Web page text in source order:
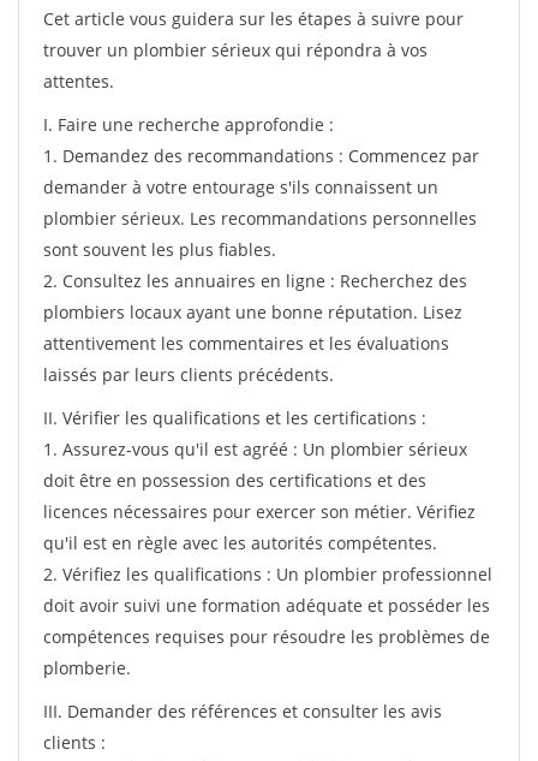
Cet article vous guidera sur les étapes à suivre pour
trouver un plombier sérieux qui répondra à vos
attentes.
I. Faire une recherche approfondie :
1. Demandez des recommandations : Commencez par
demander à votre entourage s'ils connaissent un
plombier sérieux. Les recommandations personnelles
sont souvent les plus fiables.
2. Consultez les annuaires en ligne : Recherchez des
plombiers locaux ayant une bonne réputation. Lisez
attentivement les commentaires et les évaluations
laissés par leurs clients précédents.
II. Vérifier les qualifications et les certifications :
1. Assurez-vous qu'il est agréé : Un plombier sérieux
doit être en possession des certifications et des
licences nécessaires pour exercer son métier. Vérifiez
qu'il est en règle avec les autorités compétentes.
2. Vérifiez les qualifications : Un plombier professionnel
doit avoir suivi une formation adéquate et posséder les
compétences requises pour résoudre les problèmes de
plomberie.
III. Demander des références et consulter les avis
clients :